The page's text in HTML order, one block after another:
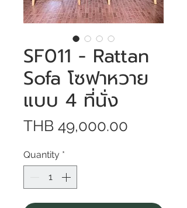
SF011 - Rattan
Sofa โซฟาหวาย
แบบ 4 ที่นั่ง
THB 49,000.00
Quantity *